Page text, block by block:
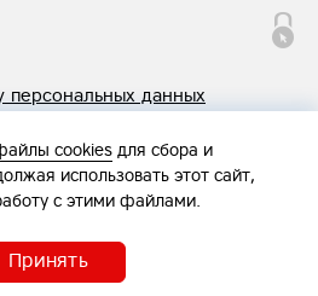
персональных данных
cookies для сбора и
использовать этот сайт,
с этими файлами.
Принять